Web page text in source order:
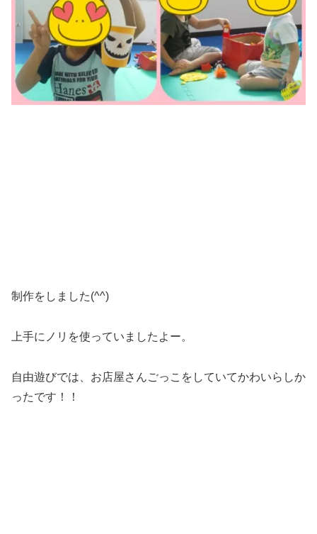
制作をしました(^^)
上手にノリを使っていましたよー。
自由遊びでは、お店屋さんごっこをしていてかわいらしか
ったです！！